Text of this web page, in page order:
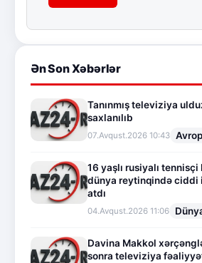
Ən Son Xəbərlər
Tanınmış televiziya
saxlanılıb
07.Avqust.2026 10:43
16 yaşlı rusiyalı
dünya reytinqində ciddi
atdı
04.Avqust.2026 11:06
Davina Makkol
sonra televiziya